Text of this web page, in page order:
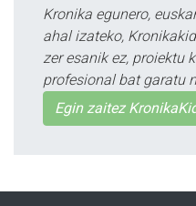
Kronika egunero,
ahal izateko,
zer esanik ez, proiektu
profesional bat garatu
Egin zaitez